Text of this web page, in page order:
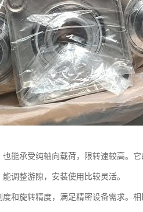
能承受纯轴向载荷，限转速较高。
调整游隙，安装使用比较灵活。
和旋转精度，满足精密设备需求。